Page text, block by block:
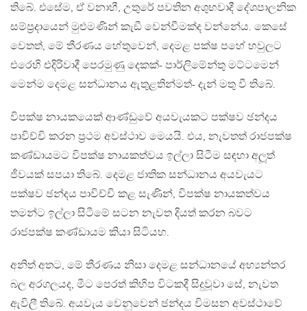
තිබේ. එසේම, ඒ වනාහී, උතුරේ පවතින අශුභවාදී දේශපාලනික
සම්ප‍්‍රදායෙන් මුළුමණින් කැඞී වෙන්වීමක්ද වන්නේය. කෙසේ
වෙතත්, මේ තීරණය හේතුවෙන්, දෙමළ පක්ෂ පහේ හවුලට
එරෙහි එදිරිවාදී පෙරමුණු දෙකක්- පාර්ලිමේන්තු මට්ටමෙන්
මෙන්ම දෙමළ සන්ධානය ඇතුළතින්මත්- දැන් මතු වී තිබේ.
විපක්ෂ නායකයෙක් ආණ්ඩුවේ අයවැයකට පක්ෂව ඡන්දය
පාවිච්චි කරන ප‍්‍රථම අවස්ථාව මෙයයි. එය, නැවතත් රාජපක්ෂ
කණ්ඩායමට විපක්ෂ නායකත්වය ඉල්ලා සිටීම සඳහා අලූත්
ජීවයක් සපයා තිබේ. දෙමළ ජාතික සන්ධානය අයවැයට
පක්ෂව ඡන්දය පාවිච්චි කළ සැණින්, විපක්ෂ නායකත්වය
තමන්ට ඉල්ලා සිටීමේ සටන නැවත දියත් කරන බවට
රාජපක්ෂ කණ්ඩායම කියා සිටියහ.
අනිත් අතට, මේ තීරණය නිසා දෙමළ සන්ධානයේ අභ්‍යන්තර
බල අරගලයද, මීට පෙරත් කිහිප විටකදී සිදුවූවා සේ, නැවත
ඇවිලී තිබේ. අයවැය වෙනුවෙන් ඡන්දය විමසන අවස්ථාවේ